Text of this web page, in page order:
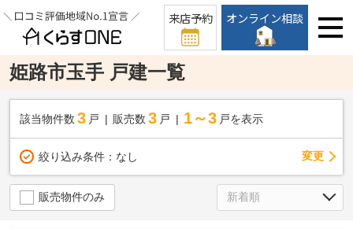
来店予約 オンライン相談
姫路市玉手 戸建一覧
該当物件数 3 戸 販売数 3 戸 1～3 戸を表示
絞り込み条件： なし 変更
販売物件のみ